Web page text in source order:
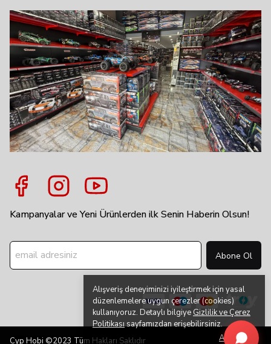
Alışveriş deneyiminizi iyileştirmek için yasal
düzenlemelere uygun çerezler (cookies)
kullanıyoruz. Detaylı bilgiye Gizlilik ve Çerez
Politikasısayfamızdan erişebilirsiniz.
Anladım
Kampanyalar ve Yeni Ürünlerden ilk Senin Haberin Olsun!
Abone Ol
Cyp Hobi ©2023 Tüm Hakları Saklıdır